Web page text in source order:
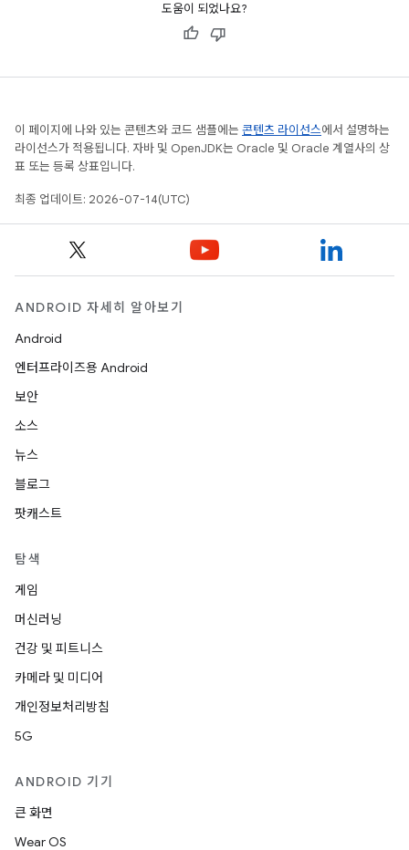
도움이 되었나요?
이 페이지에 나와 있는 콘텐츠와 코드 샘플에는 콘텐츠 라이선스에서 설명하는
라이선스가 적용됩니다. 자바 및 OpenJDK는 Oracle 및 Oracle 계열사의 상
표 또는 등록 상표입니다.
최종 업데이트: 2026-07-14(UTC)
ANDROID 자세히 알아보기
Android
엔터프라이즈용 Android
보안
소스
뉴스
블로그
팟캐스트
탐색
게임
머신러닝
건강 및 피트니스
카메라 및 미디어
개인정보처리방침
5G
ANDROID 기기
큰 화면
Wear OS